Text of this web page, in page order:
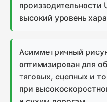
производительности
высокий уровень
Асимметричный
оптимизирован для
тяговых, сцепных и
при